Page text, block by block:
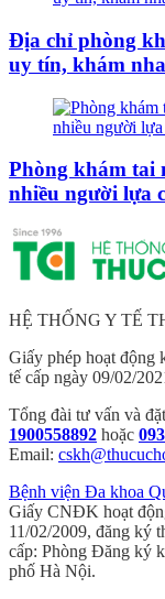
Địa chỉ phòng
uy tín, khám
Phòng khám tai
nhiều người lựa
HỆ THỐNG Y TẾ
Giấy phép hoạt
tế cấp ngày 09/02/
Tổng đài tư vấn và
1900558892 hoặc
Email:
Bệnh viện Đa khoa
Giấy CNĐK hoạt
11/02/2009, đăng ký
cấp: Phòng Đăng ký
phố Hà Nội.